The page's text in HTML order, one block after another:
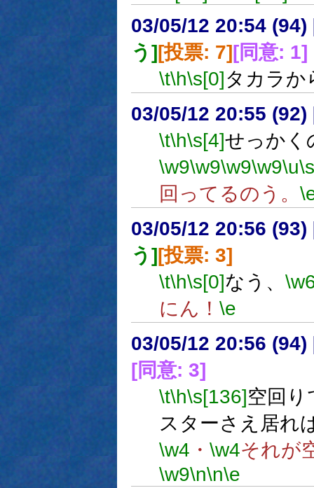
03/05/12 20:54 (94)
う][投票: 7][同意: 1]
\t\h\s[0]タカラか
03/05/12 20:55 (92)
\t\h\s[4]せっかく
\w9\w9\w9\w9\u
回ってるのう。
03/05/12 20:56 (93)
う][投票: 3]
\t\h\s[0]なう、
にん！ \e
03/05/12 20:56 (94)
[同意: 3]
\t\h\s[136]空回り
スターさえ居れ
\w4 ・ \w4それが
\w9\n\n\e